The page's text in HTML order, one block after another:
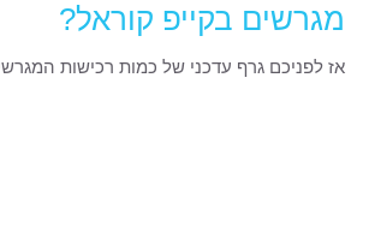
מגרשים בקייפ קוראל?
אז לפניכם גרף עדכני של כמות רכישות